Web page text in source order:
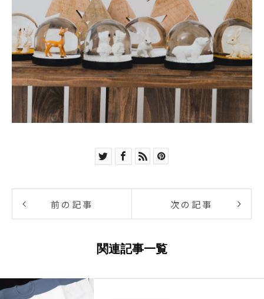
前の記事 次の記事
関連記事一覧